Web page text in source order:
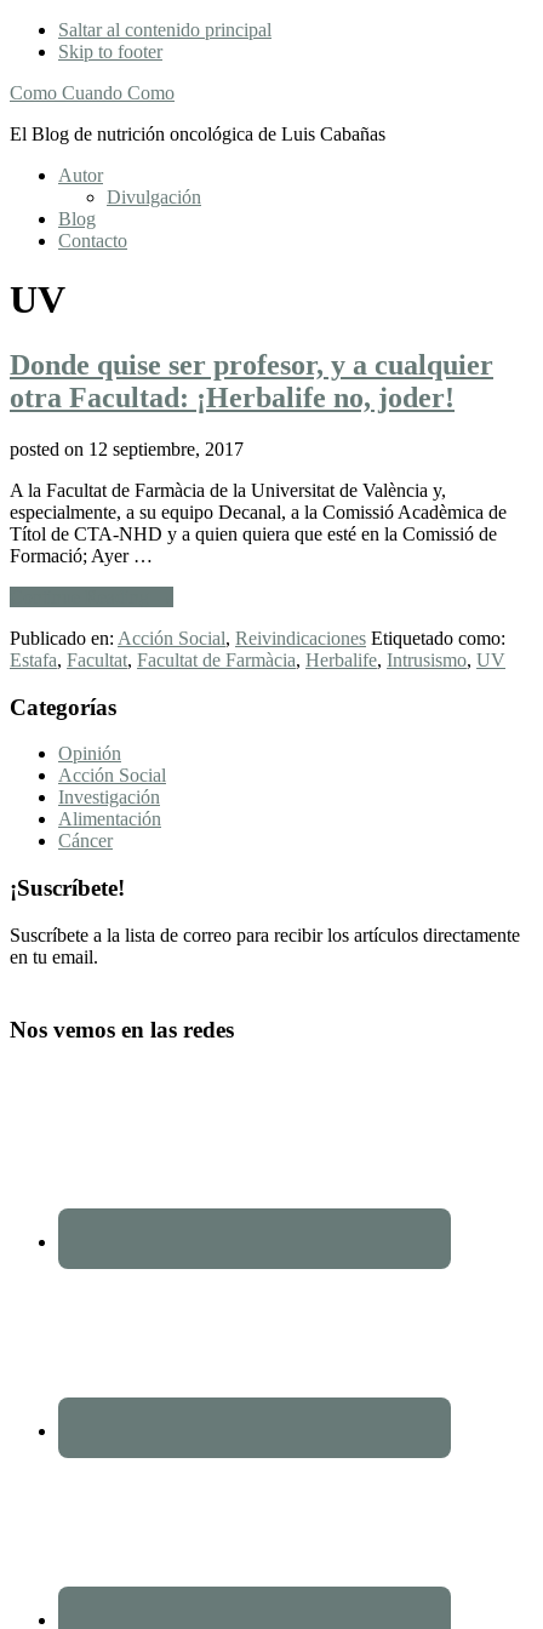
Saltar al contenido principal
Skip to footer
Como Cuando Como
El Blog de nutrición oncológica de Luis Cabañas
Autor
Divulgación
Blog
Contacto
UV
Donde quise ser profesor, y a cualquier
otra Facultad: ¡Herbalife no, joder!
posted on 12 septiembre, 2017
A la Facultat de Farmàcia de la Universitat de València y,
especialmente, a su equipo Decanal, a la Comissió Acadèmica de
Títol de CTA-NHD y a quien quiera que esté en la Comissió de
Formació; Ayer …
Donde
quise
cualquier
otra
Facultad:
Publicado en: Acción Social, Reivindicaciones Etiquetado como:
Estafa, Facultat, Facultat de Farmàcia, Herbalife, Intrusismo, UV
Footer
CTA
Categorías
Opinión
Acción Social
Investigación
Alimentación
Cáncer
¡Suscríbete!
Suscríbete a la lista de correo para recibir los artículos directamente
en tu email.
Nos vemos en las redes